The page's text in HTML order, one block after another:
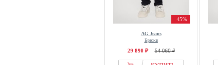
-45%
AG Jeans
Брюки
29 890 ₽ 54 060 ₽